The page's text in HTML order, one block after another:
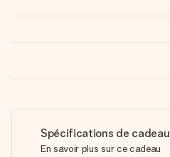
Spécifications de cadeau
En savoir plus sur ce cadeau